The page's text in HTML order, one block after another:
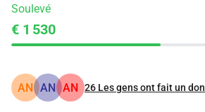
Soulevé
€ 1 530
AN AN AN 26 Les gens ont fait un don